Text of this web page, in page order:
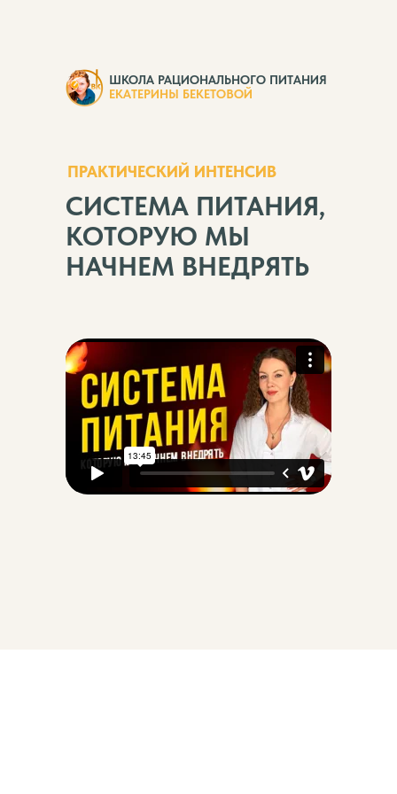
ПРАКТИЧЕСКИЙ ИНТЕНСИВ
СИСТЕМА ПИТАНИЯ,
КОТОРУЮ МЫ
НАЧНЕМ ВНЕДРЯТЬ
ШКОЛА РАЦИОНАЛЬНОГО ПИТАНИЯ
ЕКАТЕРИНЫ БЕКЕТОВОЙ